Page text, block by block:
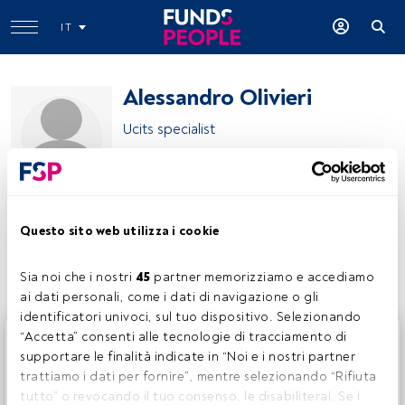
Questo sito web utilizza i cookie
Sia noi che i nostri 45 partner memorizziamo e accediamo
ai dati personali, come i dati di navigazione o gli
identificatori univoci, sul tuo dispositivo. Selezionando
“Accetta” consenti alle tecnologie di tracciamento di
supportare le finalità indicate in “Noi e i nostri partner
trattiamo i dati per fornire”, mentre selezionando “Rifiuta
tutto” o revocando il tuo consenso, le disabiliterai. Se i
IT
Alessandro Olivieri
Ucits specialist
Condividi:
Questo è un articolo riservato agli utenti FundsPeople. Se
sei già registrato, accedi tramite il pulsante Login. Se non
hai ancora un account, ti invitiamo a registrarti per scoprire
tutti i contenuti che FundsPeople ha da offrire.